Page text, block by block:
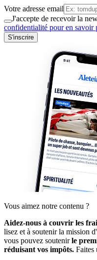
Votre adresse email
J'accepte de recevoir la
confidentialité pour en savoir
S'inscrire
Vous aimez notre contenu ?
Aidez-nous à couvrir les
lisez et à soutenir la mission
vous pouvez soutenirle
réduisant vos impôts. Faites